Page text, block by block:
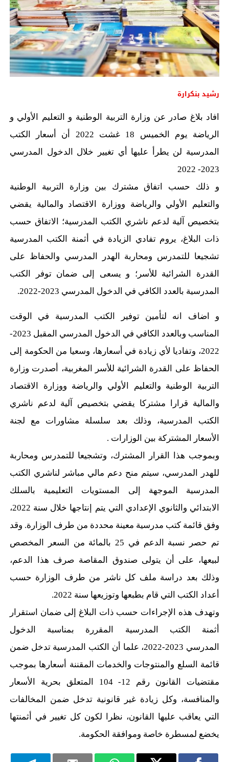
رشيد بنكرارة
افاد بلاغ صادر عن وزارة التربية الوطنية و التعليم الأولي و
الرياضة يوم الخميس 18 غشت 2022 أن أسعار الكتب
المدرسية لن يطرأ عليها أي تغيير خلال الدخول المدرسي
2023- 2022
و ذلك حسب اتفاق مشترك بين وزارة التربية الوطنية
والتعليم الأولي والرياضة ووزارة الاقتصاد والمالية يقضي
بتخصيص آلية لدعم ناشري الكتب المدرسية؛ الاتفاق حسب
ذات البلاغ، يروم تفادي الزيادة في أثمنة الكتب المدرسية
تشجيعا للتمدرس ومحاربة الهدر المدرسي والحفاظ على
القدرة الشرائية للأسر؛ و يسعى إلى ضمان توفر الكتب
المدرسية بالعدد الكافي في الدخول المدرسي 2023-2022.
و اضاف انه لتأمين توفير الكتب المدرسية في الوقت
المناسب وبالعدد الكافي في الدخول المدرسي المقبل 2023-
2022، وتفاديا لأي زيادة في أسعارها، وسعيا من الحكومة إلى
الحفاظ على القدرة الشرائية للأسر المغربية، أصدرت وزارة
التربية الوطنية والتعليم الأولي والرياضة ووزارة الاقتصاد
والمالية قرارا مشتركا يقضي بتخصيص آلية لدعم ناشري
الكتب المدرسية، وذلك بعد سلسلة مشاورات مع لجنة
الأسعار المشتركة بين الوزارات .
وبموجب هذا القرار المشترك، وتشجيعا للتمدرس ومحاربة
للهدر المدرسي، سيتم منح دعم مالي مباشر لناشري الكتب
المدرسية الموجهة إلى المستويات التعليمية بالسلك
الابتدائي والثانوي الإعدادي التي يتم إنتاجها خلال سنة 2022،
وفق قائمة كتب مدرسية معينة محددة من طرف الوزارة. وقد
تم حصر نسبة الدعم في 25 بالمائة من السعر المخصص
لبيعها، على أن يتولى صندوق المقاصة صرف هذا الدعم،
وذلك بعد دراسة ملف كل ناشر من طرف الوزارة حسب
أعداد الكتب التي قام بطبعها وتوزيعها سنة 2022.
وتهدف هذه الإجراءات حسب ذات البلاغ إلى ضمان استقرار
أثمنة الكتب المدرسية المقررة بمناسبة الدخول
المدرسي
2023-2022، علما أن الكتب المدرسية تدخل ضمن
قائمة السلع والمنتوجات والخدمات المقننة أسعارها بموجب
مقتضيات القانون رقم 12- 104 المتعلق بحرية الأسعار
والمنافسة، وكل زيادة غير قانونية تدخل ضمن المخالفات
التي يعاقب عليها القانون، نظرا لكون كل تغيير في أثمنتها
يخضع لمسطرة خاصة وموافقة الحكومة.